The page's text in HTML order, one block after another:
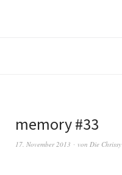
memory #33
17. November 2013 von Die Chrissy